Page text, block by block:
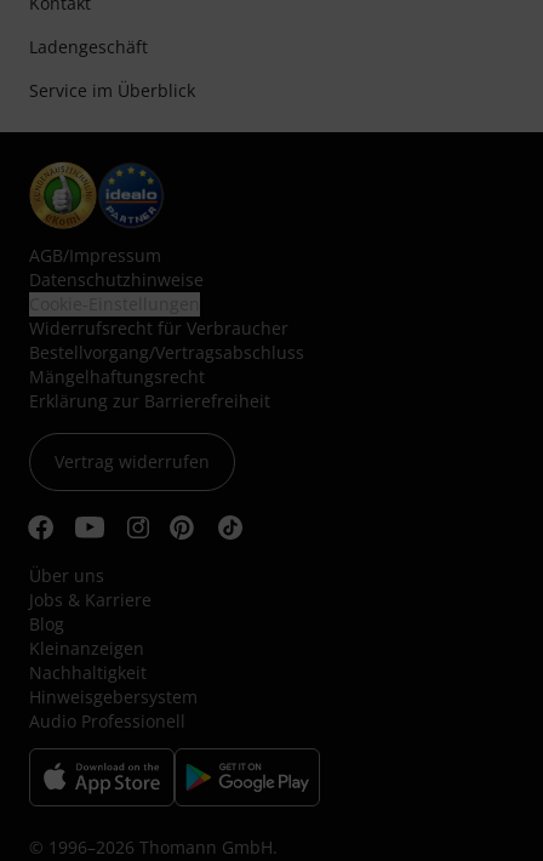
Ladengeschäft
Service im Überblick
AGB/Impressum
Datenschutzhinweise
Widerrufsrecht für Verbraucher
Bestellvorgang/Vertragsabschluss
Mängelhaftungsrecht
Erklärung zur Barrierefreiheit
Vertrag widerrufen
Über uns
Jobs & Karriere
Blog
Kleinanzeigen
Nachhaltigkeit
Hinweisgebersystem
Audio Professionell
© 1996–2026 Thomann GmbH.